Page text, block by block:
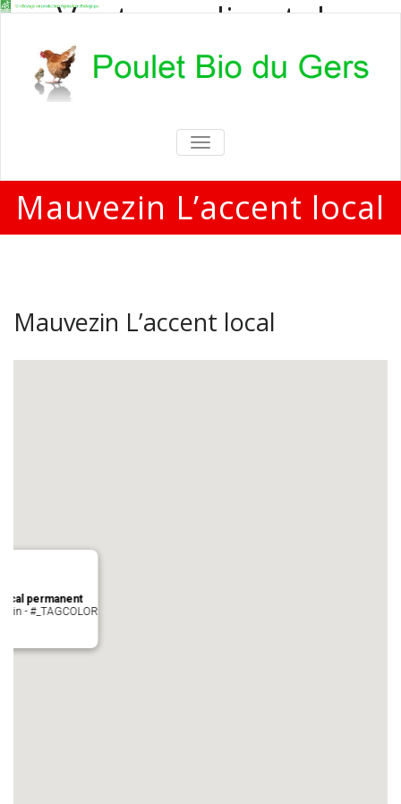
Vente en direct de
poulets bio
Vente en direct de poulets bio aux
particuliers et professionnels
TOGGLE
NAVIGATION
Mauvezin L’accent local
Mauvezin L’accent local
permanent
- #_TAGCOLOR